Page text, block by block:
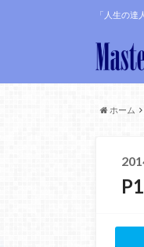
「人生の
ホーム